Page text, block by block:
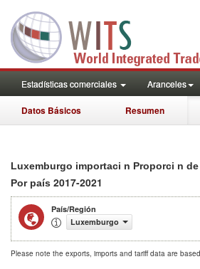
Estadísticas comerciales Aranceles
Datos Básicos Resumen
Luxemburgo importaci n Proporci n
Por país 2017-2021
País/Región
Luxemburgo
Please note the exports, imports and tariff data are